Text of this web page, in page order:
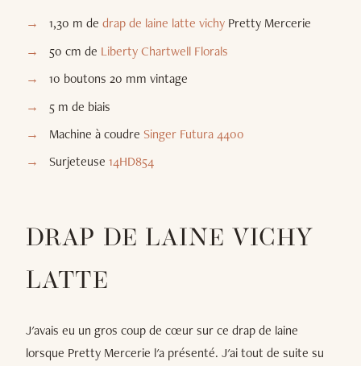
1,30 m de drap de laine latte vichyPretty Mercerie
50 cm de Liberty Chartwell Florals
10 boutons 20 mm vintage
5 m de biais
Machine à coudre Singer Futura 4400
Surjeteuse 14HD854
DRAP DE LAINE VICHY
LATTE
J'avais eu un gros coup de cœur sur ce drap de laine
lorsque Pretty Mercerie l'a présenté. J'ai tout de suite su